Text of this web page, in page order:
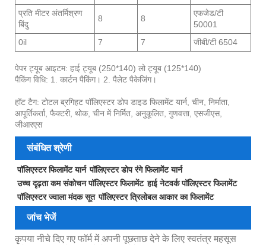
प्रति मीटर अंतर्मिश्रण
बिंदु
8 8
एफजेड/टी
50001
0il
7 7 जीबी/टी 6504
पेपर ट्यूब आइटम: हाई ट्यूब (250*140) लो ट्यूब (125*140)
पैकिंग विधि: 1. कार्टन पैकिंग। 2. पैलेट पैकेजिंग।
हॉट टैग: टोटल ब्रगिहट पॉलिएस्टर डोप डाइड फिलामेंट यार्न, चीन, निर्माता,
आपूर्तिकर्ता, फैक्टरी, थोक, चीन में निर्मित, अनुकूलित, गुणवत्ता, एसजीएस,
जीआरएस
संबंधित श्रेणी
पॉलिएस्टर फिलामेंट यार्न पॉलिएस्टर डोप रंगे फिलामेंट यार्न
उच्च दृढ़ता कम संकोचन पॉलिएस्टर फिलामेंट हाई नेटवर्क पॉलिएस्टर फिलामेंट
पॉलिएस्टर ज्वाला मंदक सूत पॉलिएस्टर त्रिलोबल आकार का फिलामेंट
जांच भेजें
कृपया नीचे दिए गए फॉर्म में अपनी पूछताछ देने के लिए स्वतंत्र महसूस